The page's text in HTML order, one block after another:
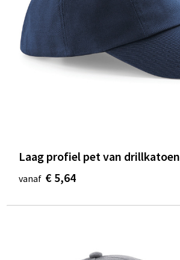
Laag profiel pet van drillkatoen
vanaf € 5,64